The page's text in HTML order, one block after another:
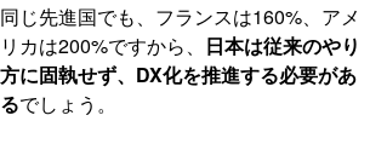
同じ先進国でも、フランスは160%、アメ
リカは200%ですから、 日本は従来のやり
方に固執せず、DX化を推進する必要があ
るでしょう。